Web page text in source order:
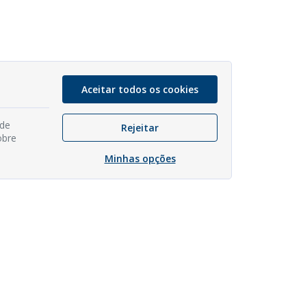
Aceitar todos os cookies
Rejeitar
Minhas opções